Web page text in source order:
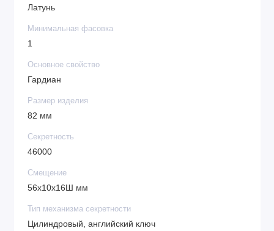
Латунь
Минимальная фасовка
1
Основное свойство
Гардиан
Размер изделия
82 мм
Секретность
46000
Смещение
56х10х16Ш мм
Тип механизма секретности
Цилиндровый, английский ключ